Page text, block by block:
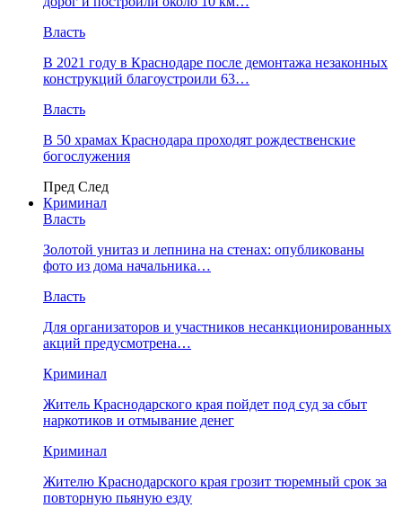
Власть
В 2021 году в Краснодаре после демонтажа незаконных
конструкций благоустроили 63…
Власть
В 50 храмах Краснодара проходят рождественские
богослужения
Пред След
Криминал
Власть
​Золотой унитаз и лепнина на стенах: опубликованы
фото из дома начальника…
Власть
Для организаторов и участников несанкционированных
акций предусмотрена…
Криминал
Житель Краснодарского края пойдет под суд за сбыт
наркотиков и отмывание денег
Криминал
Жителю Краснодарского края грозит тюремный срок за
повторную пьяную езду